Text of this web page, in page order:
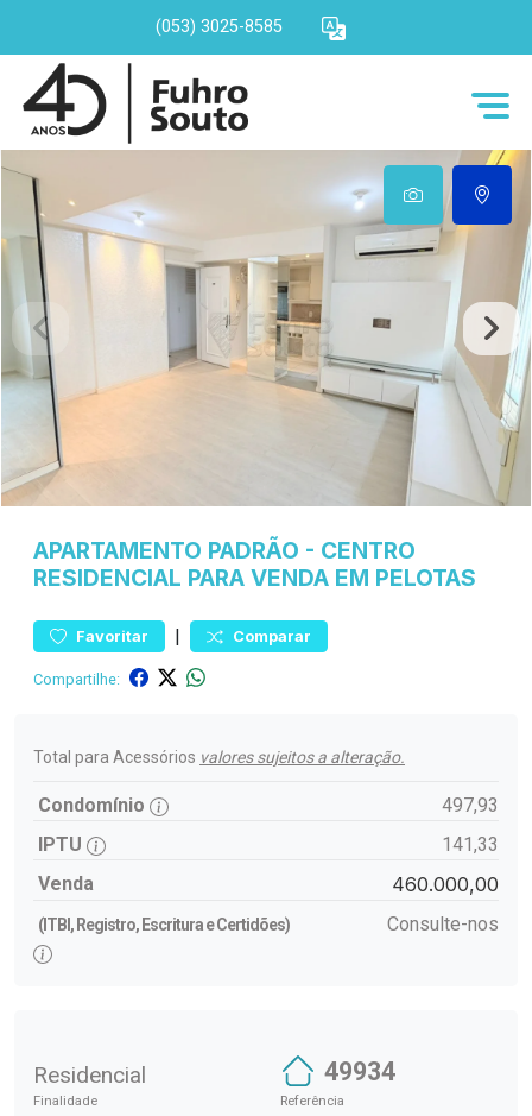
(053) 3025-8585
APARTAMENTO PADRÃO - CENTRO
RESIDENCIAL PARA VENDA EM PELOTAS
Favoritar | Comparar
Compartilhe:
Total para Acessórios valores sujeitos a alteração.
Condomínio
497,93
IPTU
141,33
Venda
460.000,00
(ITBI, Registro, Escritura e Certidões) Consulte-nos
Residencial
Finalidade
49934
Referência